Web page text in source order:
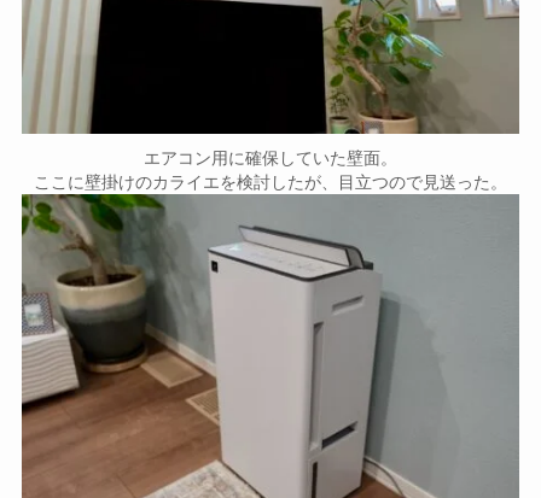
エアコン用に確保していた壁面。
ここに壁掛けのカライエを検討したが、目立つので見送った。